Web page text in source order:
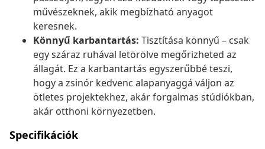
művészeknek, akik megbízható anyagot
keresnek.
Könnyű karbantartás: Tisztítása könnyű – csak
egy száraz ruhával letörölve megőrizheted az
állagát. Ez a karbantartás egyszerűbbé teszi,
hogy a zsinór kedvenc alapanyaggá váljon az
ötletes projektekhez, akár forgalmas stúdiókban,
akár otthoni környezetben.
Specifikációk